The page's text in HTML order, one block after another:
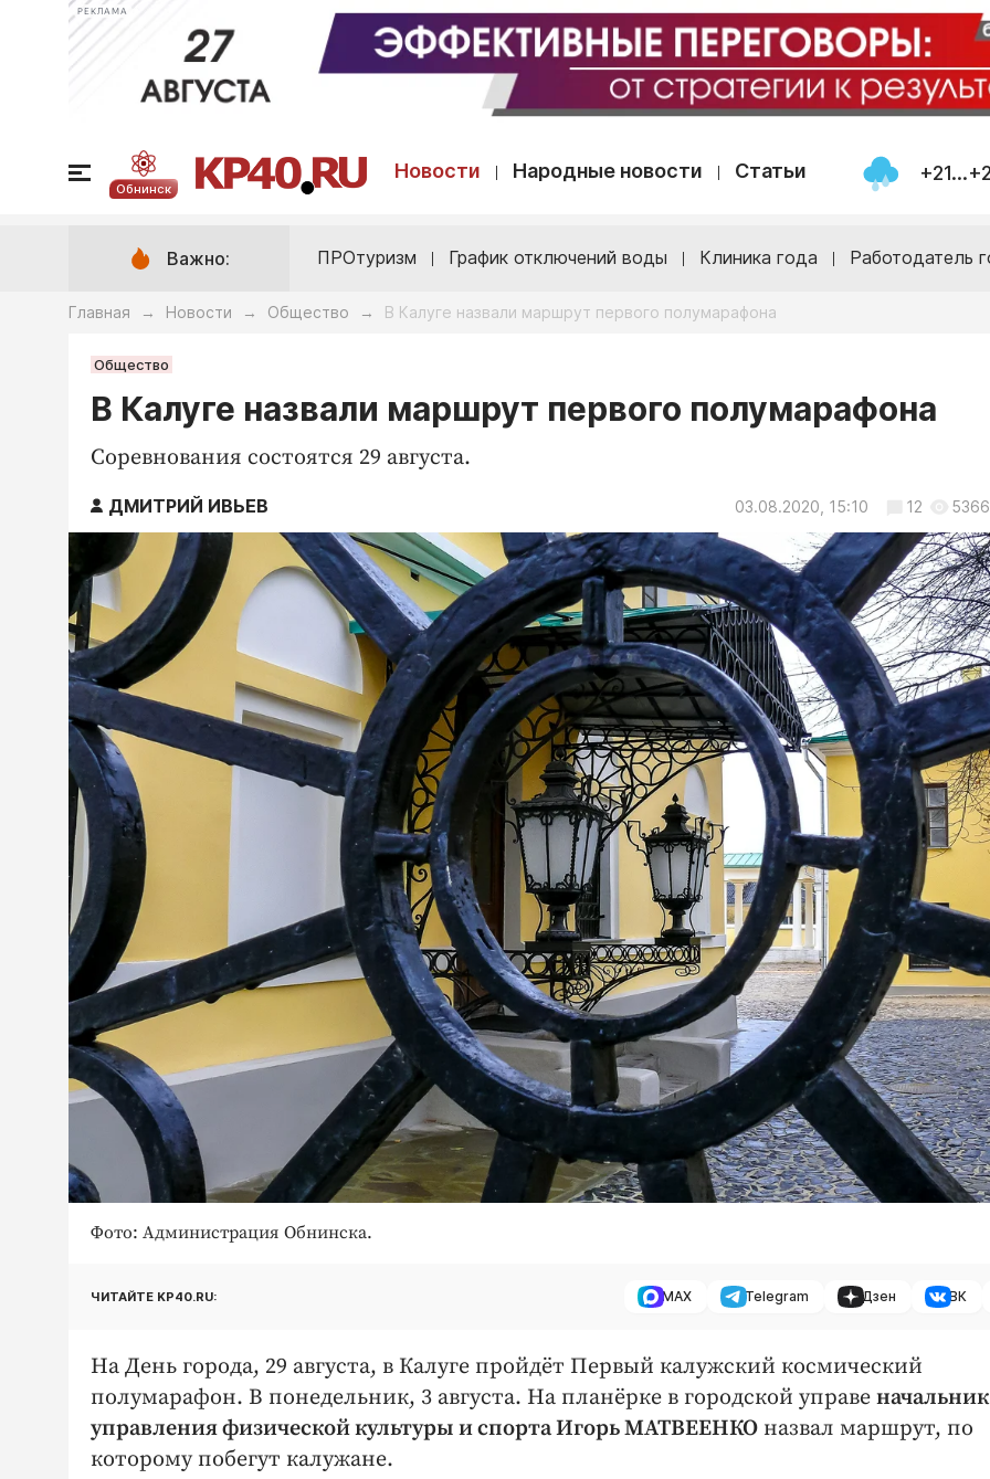
РЕКЛАМА
Обнинск
Новости Народные новости Статьи
Важно: ПРОтуризм График отключений воды Клиника года Работодатель
Главная → Новости → Общество → В Калуге назвали маршрут первого полумарафона
Общество
В Калуге назвали маршрут первого полумарафона
Соревнования состоятся 29 августа.
ДМИТРИЙ ИВЬЕВ 03.08.2020, 15:10 12 5366
Фото: Администрация Обнинска.
ЧИТАЙТЕ KP40.RU: MAX Telegram Дзен ВК
На День города, 29 августа, в Калуге пройдёт Первый калужский космический
полумарафон. В понедельник, 3 августа. На планёрке в городской управе начальник
управления физической культуры и спорта Игорь МАТВЕЕНКО назвал маршрут, по
которому побегут калужане.